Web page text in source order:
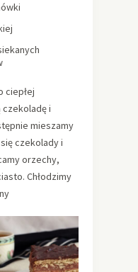
ciepłej
czekoladę i
mieszamy
czekolady i
orzechy,
Chłodzimy